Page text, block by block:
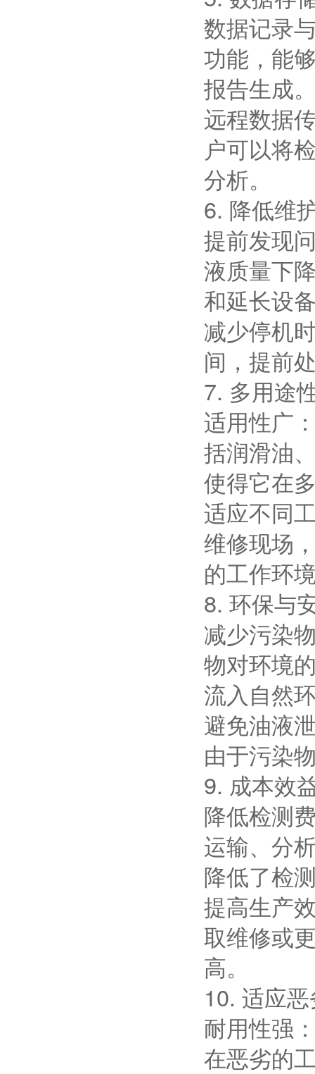
数据记录
功能，能
报告生成
远程数据
户可以将
分析。
6. 降低维
提前发现
液质量下
和延长设
减少停机
间，提前
7. 多用途
适用性广
括润滑油
使得它在
适应不同
维修现场
的工作环
8. 环保与
减少污染
物对环境
流入自然
避免油液
由于污染
9. 成本效
降低检测
运输、分
降低了检
提高生产
取维修或
高。
10. 适应
耐用性强
在恶劣的